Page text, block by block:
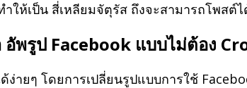
ให้เป็น สี่เหลียมจัตุรัส ถึงจะสามารถโพสต์
พรูป Facebook แบบไม่ต้อง
ง่ายๆ โดยการเปลี่ยนรูปแบบการใช้